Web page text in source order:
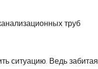
труб
ситуацию. Ведь забитая